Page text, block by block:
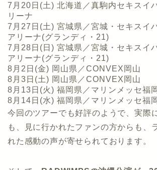
7月20日(土) 北海道／真駒内セキスイ
リーナ
7月27日(土) 宮城県／宮城・セキスイ
アリーナ(グランディ・ 21)
7月28日(日) 宮城県／宮城・セキスイ
アリーナ(グランディ・ 21)
8月2日(金) 岡山県／CONVEX岡山
8月3日(土) 岡山県／CONVEX岡山
8月13日(火) 福岡県／マリンメッセ福
8月14日(水) 福岡県／マリンメッセ福
今回のツアーでも好評のようで、実際
も、見に行かれたファンの方からも、
れた感動の声が寄せられております。